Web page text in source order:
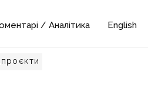
/ Аналітика English